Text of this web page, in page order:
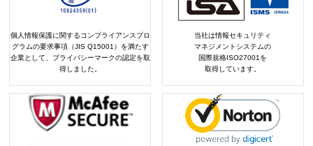
個人情報保護に関するコンプライアンスプロ
グラムの要求事項（JIS Q15001）を満たす
企業として、プライバシーマークの認定を取
得しました。
当社は情報セキュリティ
マネジメントシステムの
国際規格ISO27001を
取得しています。